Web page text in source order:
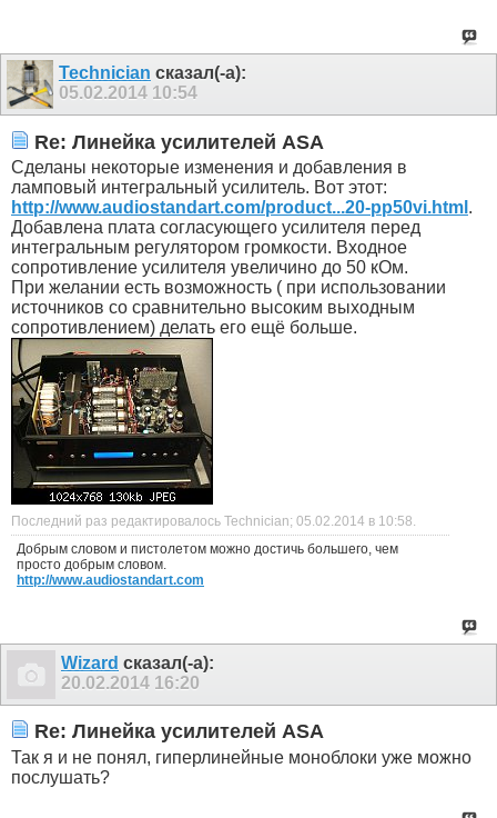
Technician сказал(-а):
05.02.2014 10:54
Re: Линейка усилителей ASA
Сделаны некоторые изменения и добавления в
ламповый интегральный усилитель. Вот этот:
http://www.audiostandart.com/product...20-pp50vi.html .
Добавлена плата согласующего усилителя перед
интегральным регулятором громкости. Входное
сопротивление усилителя увеличино до 50 кОм.
При желании есть возможность ( при использовании
источников со сравнительно высоким выходным
сопротивлением) делать его ещё больше.
Последний раз редактировалось Technician; 05.02.2014 в 10:58
Добрым словом и пистолетом можно достичь большего, чем
просто добрым словом.
http://www.audiostandart.com
Wizard сказал(-а):
20.02.2014 16:20
Re: Линейка усилителей ASA
Так я и не понял, гиперлинейные моноблоки уже можно
послушать?